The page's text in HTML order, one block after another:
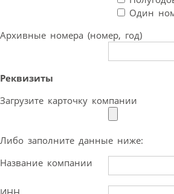
Один
Архивные номера (номер, год)
Реквизиты
Загрузите карточку компании
Либо заполните данные ниже:
Название компании